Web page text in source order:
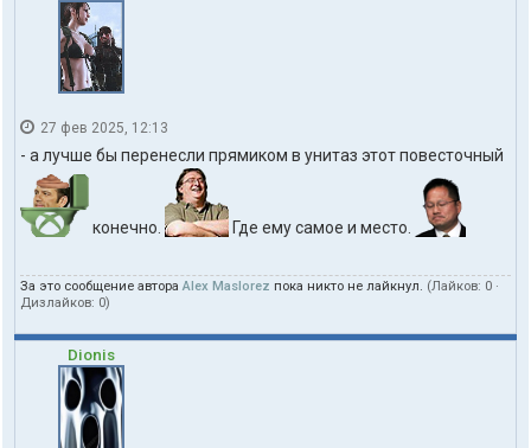
27 фев 2025, 12:13
- а лучше бы перенесли прямиком в унитаз этот повесточный
конечно. Где ему самое и место.
За это сообщение автора Alex Maslorez пока никто не лайкнул. (Лайков: 0 ·
Дизлайков: 0)
Dionis